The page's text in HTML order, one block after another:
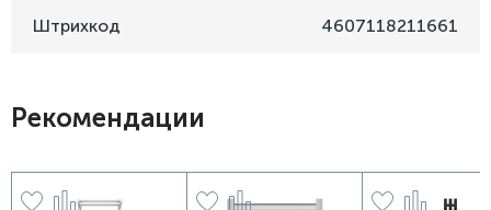
Штрихкод 4607118211661
Рекомендации